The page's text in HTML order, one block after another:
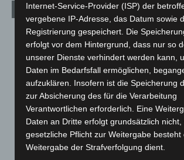
Archiv
August 2026(14)
Juli 2026
(73)
Juni 2026(139)
Mai 2026(99)
April 2026(99)
März 2026 (115)
Februar 2026(109)
Internet-Service-Provider (ISP) der
vergebene IP-Adresse, das Datum sowie
Registrierung gespeichert. Die
erfolgt vor dem Hintergrund, dass nur so
unserer Dienste verhindert werden kann,
Daten im Bedarfsfall ermöglichen,
aufzuklären. Insofern ist die Speicherung
zur Absicherung des für die Verarbeitung
Verantwortlichen erforderlich. Eine
Daten an Dritte erfolgt grundsätzlich
gesetzliche Pflicht zur Weitergabe besteht
Weitergabe der Strafverfolgung dient.